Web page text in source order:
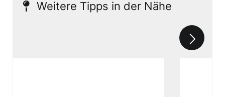
Weitere Tipps in der Nähe